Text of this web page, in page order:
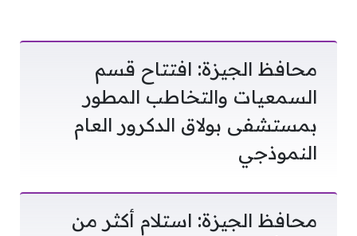
محافظ الجيزة: افتتاح قسم
السمعيات والتخاطب المطور
بمستشفى بولاق الدكرور العام
النموذجي
محافظ الجيزة: استلام أكثر من